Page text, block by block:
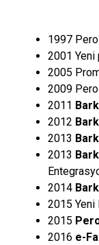
1997
2001 Yeni
2005
2009
2011
2012
2013
2013
2014
2015 Yeni
2015
2016 e-